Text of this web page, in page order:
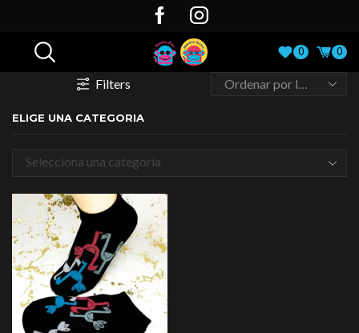
0 0
Filters
ELIGE UNA CATEGORIA
Selecciona una categoría